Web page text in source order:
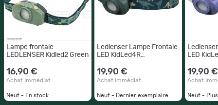
Lampe frontale
LEDLENSER Kidled2 Green
16,90 €
Achat Immédiat
Neuf - En stock
Ledlenser Lampe Frontale
LED KidLed4R
19,90 €
Achat Immédiat
Neuf - Dernier exemplaire
LED
19,90 €
Achat
Neuf -